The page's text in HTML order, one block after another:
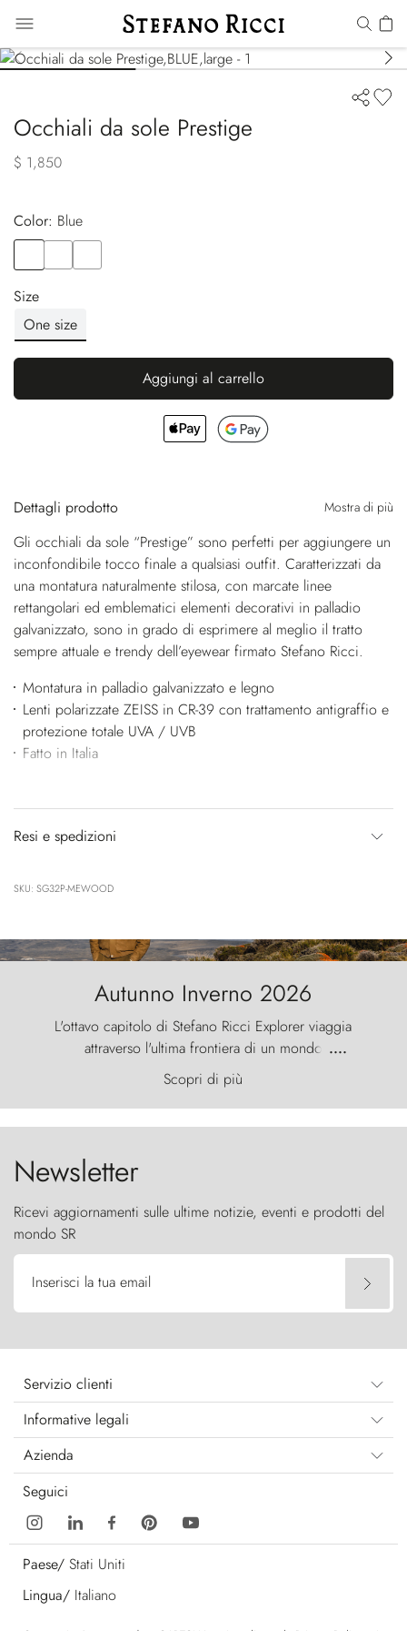
Occhiali da sole Prestige
$ 1,850
Color:
blue
Size
One size
Aggiungi al carrello
Dettagli prodotto Mostra di più
Gli occhiali da sole “Prestige” sono perfetti per aggiungere un
inconfondibile tocco finale a qualsiasi outfit. Caratterizzati da
una montatura naturalmente stilosa, con marcate linee
rettangolari ed emblematici elementi decorativi in palladio
galvanizzato, sono in grado di esprimere al meglio il tratto
sempre attuale e trendy dell’eyewear firmato Stefano Ricci.
Montatura in palladio galvanizzato e legno
Lenti polarizzate ZEISS in CR-39 con trattamento antigraffio e
protezione totale UVA / UVB
Fatto in Italia
Resi e spedizioni
SKU: SG32P-MEWOOD
Autunno Inverno 2026
L'ottavo capitolo di Stefano Ricci Explorer viaggia
attraverso l'ultima frontiera di un mondo
primordiale, dove il vento scolpisce la natura con
furia ancestrale e le Torres del Paine sfidano il
cielo come sentinelle di pietra.
....
Scopri di più
Newsletter
Ricevi aggiornamenti sulle ultime notizie, eventi e prodotti del
mondo SR
Inserisci la tua email
Servizio clienti
Informative legali
Azienda
Seguici
Paese/ Stati Uniti
Lingua/ Italiano